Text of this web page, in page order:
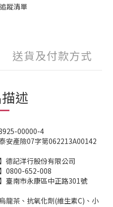
蹤清單
送貨及付款方式
述
00000-4
安產險07字第062213A00142
德記洋行股份有限公司
0800-652-008
臺南市永康區中正路301號
龍茶、抗氧化劑(維生素C)、小